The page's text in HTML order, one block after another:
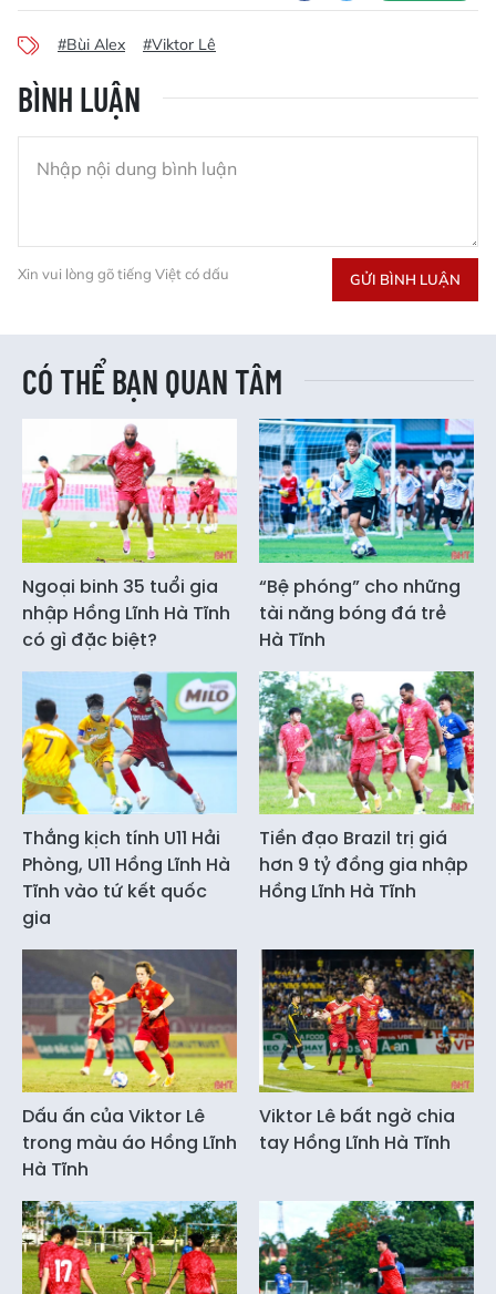
#Bùi Alex #Viktor Lê
BÌNH LUẬN
Xin vui lòng gõ tiếng Việt có dấu GỬI BÌNH LUẬN
CÓ THỂ BẠN QUAN TÂM
Ngoại binh 35 tuổi gia
nhập Hồng Lĩnh Hà Tĩnh
có gì đặc biệt?
“Bệ phóng” cho những
tài năng bóng đá trẻ
Hà Tĩnh
Thắng kịch tính U11 Hải
Phòng, U11 Hồng Lĩnh Hà
Tĩnh vào tứ kết quốc
gia
Tiền đạo Brazil trị giá
hơn 9 tỷ đồng gia nhập
Hồng Lĩnh Hà Tĩnh
Dấu ấn của Viktor Lê
trong màu áo Hồng Lĩnh
Hà Tĩnh
Viktor Lê bất ngờ chia
tay Hồng Lĩnh Hà Tĩnh